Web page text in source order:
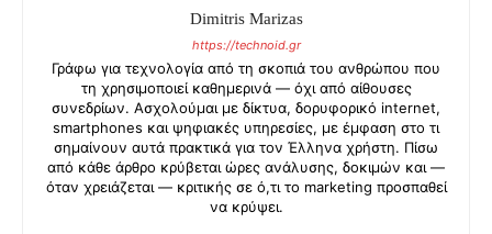
Dimitris Marizas
https://technoid.gr
Γράφω για τεχνολογία από τη σκοπιά του ανθρώπου που
τη χρησιμοποιεί καθημερινά — όχι από αίθουσες
συνεδρίων. Ασχολούμαι με δίκτυα, δορυφορικό internet,
smartphones και ψηφιακές υπηρεσίες, με έμφαση στο τι
σημαίνουν αυτά πρακτικά για τον Έλληνα χρήστη. Πίσω
από κάθε άρθρο κρύβεται ώρες ανάλυσης, δοκιμών και —
όταν χρειάζεται — κριτικής σε ό,τι το marketing προσπαθεί
να κρύψει.